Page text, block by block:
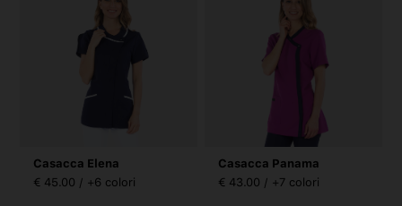
Casacca Elena
€ 45.00 / +6 colori
Casacca Panama
€ 43.00 / +7 colori